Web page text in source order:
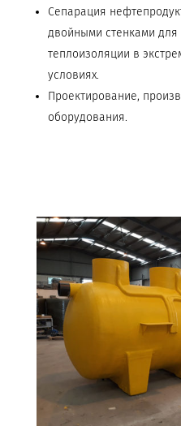
Сепарация
двойными стенками для
теплоизоляции в
условиях.
Проектирование,
оборудования.